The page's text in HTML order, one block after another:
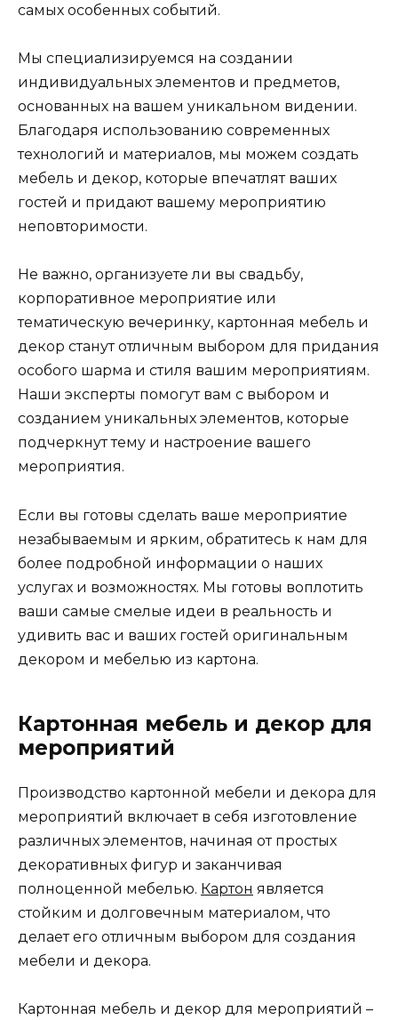
самых особенных событий.
Мы специализируемся на создании
индивидуальных элементов и предметов,
основанных на вашем уникальном видении.
Благодаря использованию современных
технологий и материалов, мы можем создать
мебель и декор, которые впечатлят ваших
гостей и придают вашему мероприятию
неповторимости.
Не важно, организуете ли вы свадьбу,
корпоративное мероприятие или
тематическую вечеринку, картонная мебель и
декор станут отличным выбором для придания
особого шарма и стиля вашим мероприятиям.
Наши эксперты помогут вам с выбором и
созданием уникальных элементов, которые
подчеркнут тему и настроение вашего
мероприятия.
Если вы готовы сделать ваше мероприятие
незабываемым и ярким, обратитесь к нам для
более подробной информации о наших
услугах и возможностях. Мы готовы воплотить
ваши самые смелые идеи в реальность и
удивить вас и ваших гостей оригинальным
декором и мебелью из картона.
Картонная мебель и декор для
мероприятий
Производство картонной мебели и декора для
мероприятий включает в себя изготовление
различных элементов, начиная от простых
декоративных фигур и заканчивая
полноценной мебелью. Картон является
стойким и долговечным материалом, что
делает его отличным выбором для создания
мебели и декора.
Картонная мебель и декор для мероприятий –